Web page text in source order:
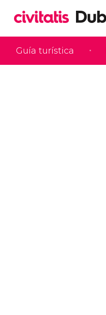
Guía turística